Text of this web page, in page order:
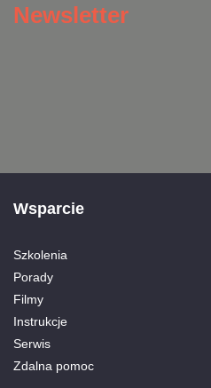
Newsletter
Wsparcie
Szkolenia
Porady
Filmy
Instrukcje
Serwis
Zdalna pomoc